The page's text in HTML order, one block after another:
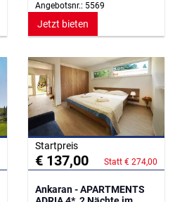
Angebotsnr.: 5569
Jetzt bieten
Startpreis
€ 137,00 Statt € 274,00
Ankaran - APARTMENTS